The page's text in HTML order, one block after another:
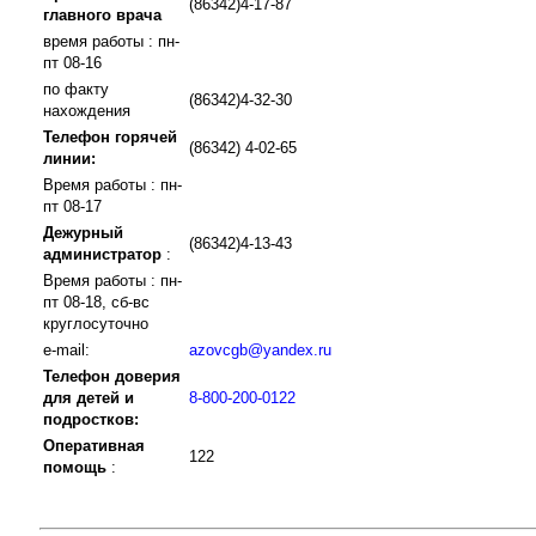
главного врача
(86342)4-17-87
время работы : пн-
пт 08-16
по факту
нахождения
(86342)4-32-30
Телефон горячей
линии:
(86342) 4-02-65
Время работы : пн-
пт 08-17
Дежурный
администратор :
(86342)4-13-43
Время работы : пн-
пт 08-18, сб-вс
круглосуточно
e-mail:
azovcgb@yandex.ru
Телефон доверия
для детей и
подростков:
8-800-200-0122
Оперативная
помощь :
122